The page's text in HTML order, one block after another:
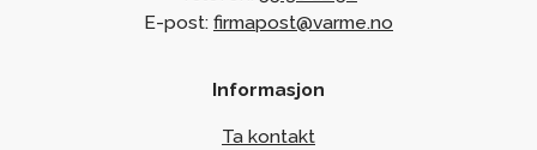
E-post: firmapost@varme.no
Informasjon
Ta kontakt